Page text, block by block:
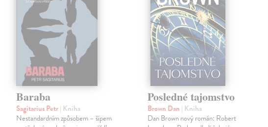
Baraba
Sagitarius Petr| Kniha
Nestandardním způsobem – šípem
Posledné tajomstvo
Brown Dan | Kniha
Dan Brown nový román: Robert